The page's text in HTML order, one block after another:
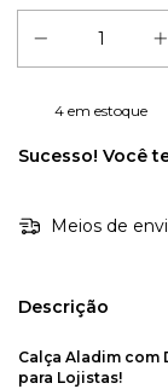
4 em estoque
Sucesso! Você
Meios de
Descrição
Calça Aladim com
para Lojistas!